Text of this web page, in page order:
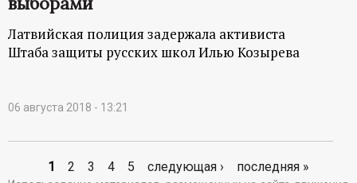
Латвийская полиция задержала активиста
Штаба защиты русских школ Илью Козырева
06 августа 2018 - 13:21
1 2 3 4 5 следующая › последняя »